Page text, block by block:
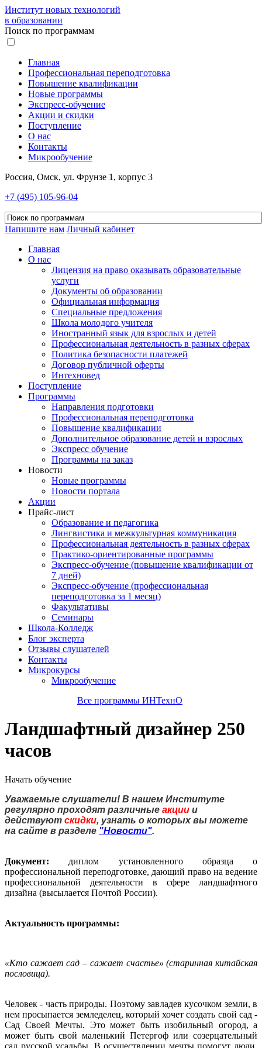
Институт новых технологий
в образовании
Поиск по программам
Главная
Профессиональная переподготовка
Повышение квалификации
Новые программы
Экспресс-обучение
Акции и скидки
Поступление
О нас
Контакты
Микрообучение
Россия, Омск, ул. Фрунзе 1, корпус 3
+7 (495) 105-96-04
Напишите нам Личный кабинет
Главная
О нас
Лицензия на право оказывать образовательные
услуги
Документы об образовании
Официальная информация
Специальные предложения
Школа молодого учителя
Иностранный язык для взрослых и детей
Профессиональная деятельность в разных сферах
Политика безопасности платежей
Договор публичной оферты
Интехновед
Поступление
Программы
Направления подготовки
Профессиональная переподготовка
Повышение квалификации
Дополнительное образование детей и взрослых
Экспресс обучение
Программы на заказ
Новости
Новые программы
Новости портала
Акции
Прайс-лист
Образование и педагогика
Лингвистика и межкультурная коммуникация
Профессиональная деятельность в разных сферах
Практико-ориентированные программы
Экспресс-обучение (повышение квалификации от
7 дней)
Экспресс-обучение (профессиональная
переподготовка за 1 месяц)
Факультативы
Семинары
Школа-Колледж
Блог эксперта
Отзывы слушателей
Контакты
Микрокурсы
Микрообучение
Все программы ИНТехнО
Ландшафтный дизайнер 250
часов
Начать обучение
Уважаемые слушатели! В нашем Институте
регулярно проходят различные акции и
действуют скидки, узнать о которых вы можете
на сайте в разделе "Новости".
Документ: диплом установленного образца о
профессиональной переподготовке, дающий право на ведение
профессиональной деятельности в сфере ландшафтного
дизайна (высылается Почтой России).
Актуальность программы:
«Кто сажает сад – сажает счастье» (старинная китайская
пословица).
Человек - часть природы. Поэтому завладев кусочком земли, в
нем просыпается земледелец, который хочет создать свой сад -
Сад Своей Мечты. Это может быть изобильный огород, а
может быть свой маленький Петергоф или созерцательный
сад русской усадьбы. В осуществлении мечты помогут люди,